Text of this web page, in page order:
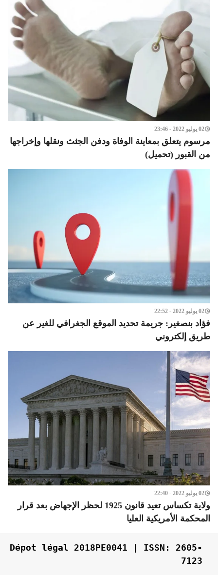
02 يوليو 2022 - 23:46
مرسوم يتعلق بمعاينة الوفاة ودفن الجثث ونقلها وإخراجها
من القبور (تحميل)
02 يوليو 2022 - 22:52
فؤاد بنصغير: جريمة تحديد الموقع الجغرافي للغير عن
طريق إلكتروني
02 يوليو 2022 - 22:40
ولاية تكساس تعيد قانون 1925 لحظر الإجهاض بعد قرار
المحكمة الأمريكية العليا
Dépot légal 2018PE0041 | ISSN: 2605-
7123